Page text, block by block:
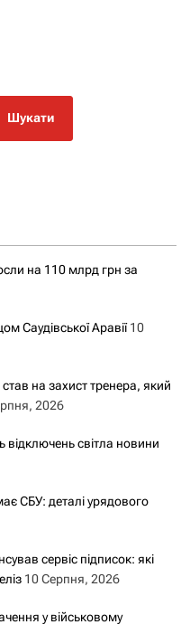
на 110 млрд грн за
Саудівської Аравії 10
на захист тренера, який
2026
відключень світла новини
СБУ: деталі урядового
сервіс підписок: які
10 Серпня, 2026
у військовому